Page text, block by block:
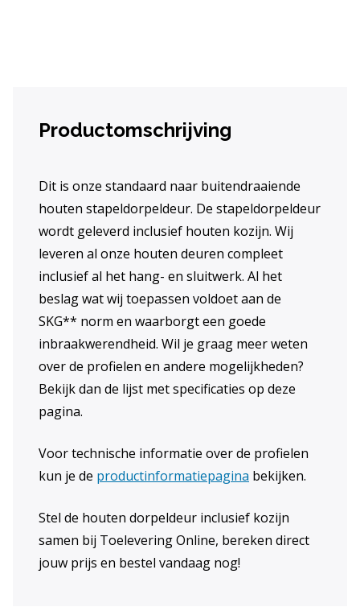
Productomschrijving
Dit is onze standaard naar buitendraaiende
houten stapeldorpeldeur. De stapeldorpeldeur
wordt geleverd inclusief houten kozijn. Wij
leveren al onze houten deuren compleet
inclusief al het hang- en sluitwerk. Al het
beslag wat wij toepassen voldoet aan de
SKG** norm en waarborgt een goede
inbraakwerendheid. Wil je graag meer weten
over de profielen en andere mogelijkheden?
Bekijk dan de lijst met specificaties op deze
pagina.
Voor technische informatie over de profielen
kun je de productinformatiepagina bekijken.
Stel de houten dorpeldeur inclusief kozijn
samen bij Toelevering Online, bereken direct
jouw prijs en bestel vandaag nog!